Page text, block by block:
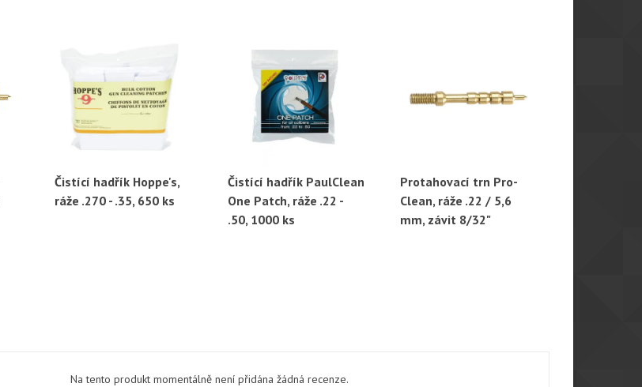
Rychlý náhled
Čistící hadřík Hoppe's,
ráže .270 - .35, 650 ks
Rychlý náhled
Čistící hadřík PaulClean
One Patch, ráže .22 -
.50, 1000 ks
Rychlý náhled
Protahovací trn Pro-
Clean, ráže .22 / 5,6
mm, závit 8/32"
Na tento produkt momentálně není přidána žádná recenze.